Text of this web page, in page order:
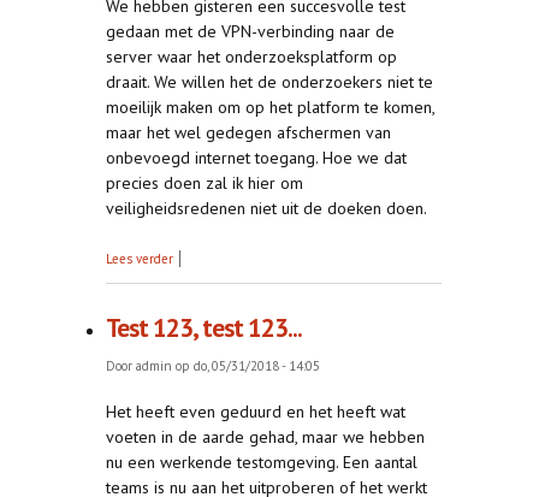
We hebben gisteren een succesvolle test
gedaan met de VPN-verbinding naar de
server waar het onderzoeksplatform op
draait. We willen het de onderzoekers niet te
moeilijk maken om op het platform te komen,
maar het wel gedegen afschermen van
onbevoegd internet toegang. Hoe we dat
precies doen zal ik hier om
veiligheidsredenen niet uit de doeken doen.
Lees verder over Open VPN test
Test 123, test 123...
Door admin op do, 05/31/2018 - 14:05
Het heeft even geduurd en het heeft wat
voeten in de aarde gehad, maar we hebben
nu een werkende testomgeving. Een aantal
teams is nu aan het uitproberen of het werkt